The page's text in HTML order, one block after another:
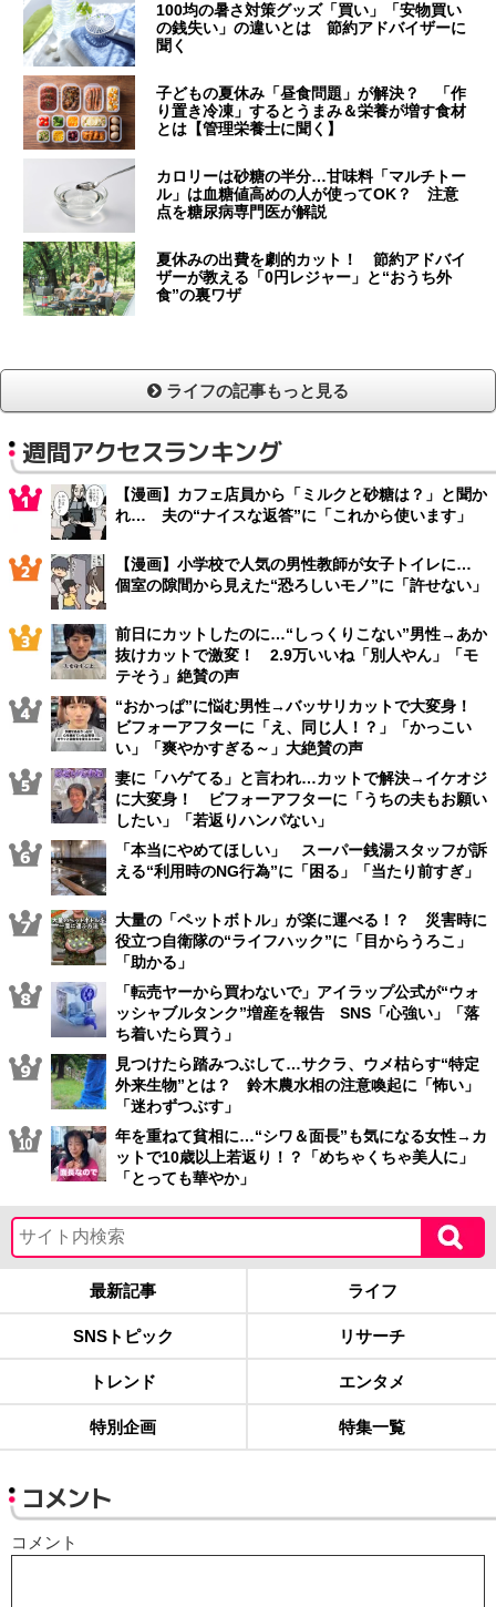
100均の暑さ対策グッズ「買い」「安物買い
の銭失い」の違いとは 節約アドバイザーに
聞く
子どもの夏休み「昼食問題」が解決？ 「作
り置き冷凍」するとうまみ＆栄養が増す食材
とは【管理栄養士に聞く】
カロリーは砂糖の半分…甘味料「マルチトー
ル」は血糖値高めの人が使ってOK？ 注意
点を糖尿病専門医が解説
夏休みの出費を劇的カット！ 節約アドバイ
ザーが教える「0円レジャー」と“おうち外
食”の裏ワザ
ライフの記事もっと見る
週間アクセスランキング
【漫画】カフェ店員から「ミルクと砂糖は？」と聞か
れ… 夫の“ナイスな返答”に「これから使います」
【漫画】小学校で人気の男性教師が女子トイレに…
個室の隙間から見えた“恐ろしいモノ”に「許せない」
前日にカットしたのに…“しっくりこない”男性→あか
抜けカットで激変！ 2.9万いいね「別人やん」「モ
テそう」絶賛の声
“おかっぱ”に悩む男性→バッサリカットで大変身！
ビフォーアフターに「え、同じ人！？」「かっこい
い」「爽やかすぎる～」大絶賛の声
妻に「ハゲてる」と言われ…カットで解決→イケオジ
に大変身！ ビフォーアフターに「うちの夫もお願い
したい」「若返りハンパない」
「本当にやめてほしい」 スーパー銭湯スタッフが訴
える“利用時のNG行為”に「困る」「当たり前すぎ」
大量の「ペットボトル」が楽に運べる！？ 災害時に
役立つ自衛隊の“ライフハック”に「目からうろこ」
「助かる」
「転売ヤーから買わないで」アイラップ公式が“ウォ
ッシャブルタンク”増産を報告 SNS「心強い」「落
ち着いたら買う」
見つけたら踏みつぶして…サクラ、ウメ枯らす“特定
外来生物”とは？ 鈴木農水相の注意喚起に「怖い」
「迷わずつぶす」
年を重ねて貧相に…“シワ＆面長”も気になる女性→カ
ットで10歳以上若返り！？「めちゃくちゃ美人に」
「とっても華やか」
最新記事 ライフ
SNSトピック リサーチ
トレンド エンタメ
特別企画 特集一覧
コメント
コメント